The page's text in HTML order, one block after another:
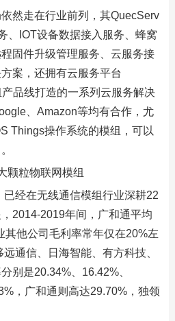
然走在行业前列，其QuecServ
、IOT设备数据接入服务、蜂窝
固件升级管理服务、云服务接
案，还拥有云服务平台
品线打造的一系列云服务解决
、Amazon等均有合作，尤
Things操作系统的模组，可以
颗粒物联网模组
已经在无线通信模组行业深耕22
2014-2019年间，广和通平均
其他公司毛利率常年仅在20%左
通信、日海智能、有方科技、
别是20.34%、16.42%、
，广和通则高达29.70%，独领